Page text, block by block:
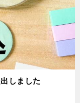
しました